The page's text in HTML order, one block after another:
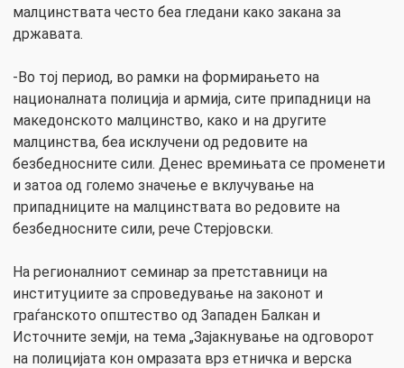
малцинствата често беа гледани како закана за
државата.
-Во тој период, во рамки на формирањето на
националната полиција и армија, сите припадници на
македонското малцинство, како и на другите
малцинства, беа исклучени од редовите на
безбедносните сили. Денес времињата се променети
и затоа од големо значење е вклучување на
припадниците на малцинствата во редовите на
безбедносните сили, рече Стерјовски.
На регионалниот семинар за претставници на
институциите за спроведување на законот и
граѓанското општество од Западен Балкан и
Источните земји, на тема „Зајакнување на одговорот
на полицијата кон омразата врз етничка и верска